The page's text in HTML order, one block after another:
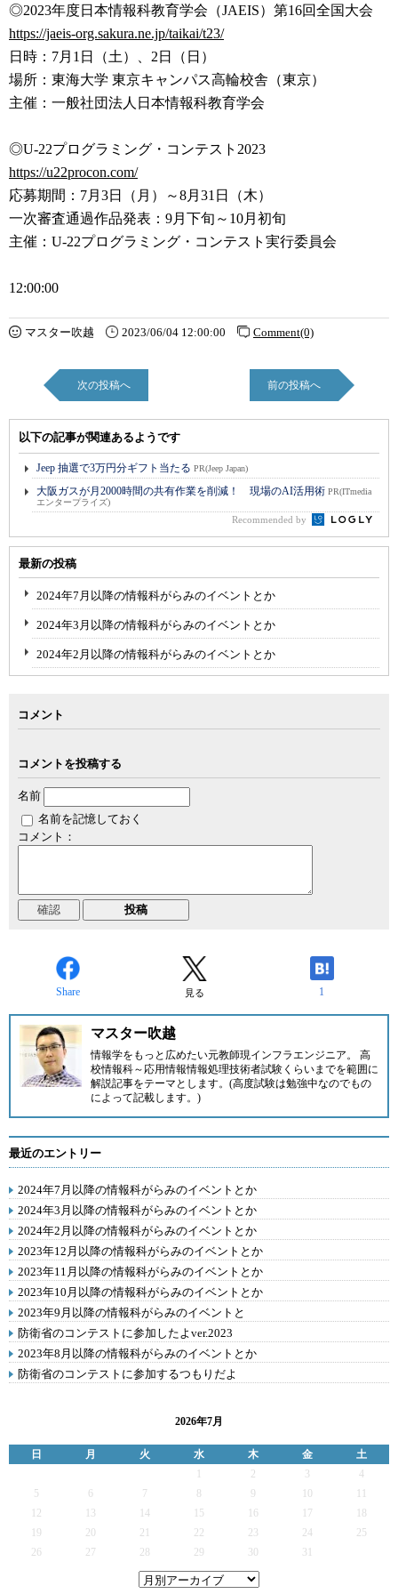
◎2023年度日本情報科教育学会（JAEIS）第16回全国大会
https://jaeis-org.sakura.ne.jp/taikai/t23/
日時：7月1日（土）、2日（日）
場所：東海大学 東京キャンパス高輪校舎（東京）
主催：一般社団法人日本情報科教育学会
◎U-22プログラミング・コンテスト2023
https://u22procon.com/
応募期間：7月3日（月）～8月31日（木）
一次審査通過作品発表：9月下旬～10月初旬
主催：U-22プログラミング・コンテスト実行委員会
12:00:00
マスター吹越 2023/06/04 12:00:00 Comment(0)
次の投稿へ 前の投稿へ
以下の記事が関連あるようです
Jeep 抽選で3万円分ギフト当たる PR(Jeep Japan)
大阪ガスが月2000時間の共有作業を削減！ 現場のAI活用術 PR(ITmedia
エンタープライズ)
Recommended by
最新の投稿
2024年7月以降の情報科がらみのイベントとか
2024年3月以降の情報科がらみのイベントとか
2024年2月以降の情報科がらみのイベントとか
コメント
コメントを投稿する
名前
名前を記憶しておく
コメント：
Share 見る 1
マスター吹越
情報学をもっと広めたい元教師現インフラエンジニア。 高
校情報科～応用情報情報処理技術者試験くらいまでを範囲に
解説記事をテーマとします。(高度試験は勉強中なのでもの
によって記載します。)
最近のエントリー
2024年7月以降の情報科がらみのイベントとか
2024年3月以降の情報科がらみのイベントとか
2024年2月以降の情報科がらみのイベントとか
2023年12月以降の情報科がらみのイベントとか
2023年11月以降の情報科がらみのイベントとか
2023年10月以降の情報科がらみのイベントとか
2023年9月以降の情報科がらみのイベントと
防衛省のコンテストに参加したよver.2023
2023年8月以降の情報科がらみのイベントとか
防衛省のコンテストに参加するつもりだよ
2026年7月
日 月 火 水 木 金
土
2 3
4
5
6 7 9
12
13 14 15 16 17
19
20 21 22 23 24
25
26
27 28 29 30 31